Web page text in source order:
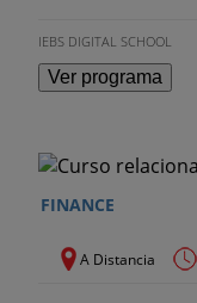
IEBS DIGITAL SCHOOL
Ver programa
FINANCE
A Distancia